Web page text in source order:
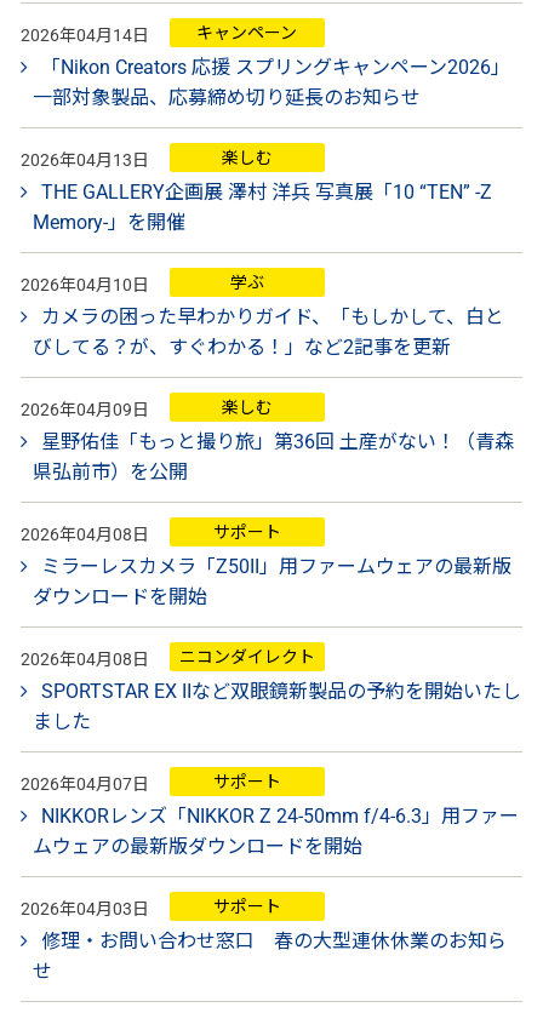
2026年04月14日 キャンペーン
「Nikon Creators 応援 スプリングキャンペーン2026」
一部対象製品、応募締め切り延長のお知らせ
2026年04月13日 楽しむ
THE GALLERY企画展 澤村 洋兵 写真展「10 “TEN” -Z
Memory-」を開催
2026年04月10日 学ぶ
カメラの困った早わかりガイド、「もしかして、白と
びしてる？が、すぐわかる！」など2記事を更新
2026年04月09日 楽しむ
星野佑佳「もっと撮り旅」第36回 土産がない！（青森
県弘前市）を公開
2026年04月08日 サポート
ミラーレスカメラ「Z50II」用ファームウェアの最新版
ダウンロードを開始
2026年04月08日 ニコンダイレクト
SPORTSTAR EX IIなど双眼鏡新製品の予約を開始いたし
ました
2026年04月07日 サポート
NIKKORレンズ「NIKKOR Z 24-50mm f/4-6.3」用ファー
ムウェアの最新版ダウンロードを開始
2026年04月03日 サポート
修理・お問い合わせ窓口 春の大型連休休業のお知ら
せ